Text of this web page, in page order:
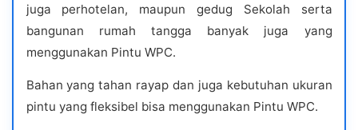
juga perhotelan, maupun gedug Sekolah serta
bangunan rumah tangga banyak juga yang
menggunakan Pintu WPC.
Bahan yang tahan rayap dan juga kebutuhan ukuran
pintu yang fleksibel bisa menggunakan Pintu WPC.